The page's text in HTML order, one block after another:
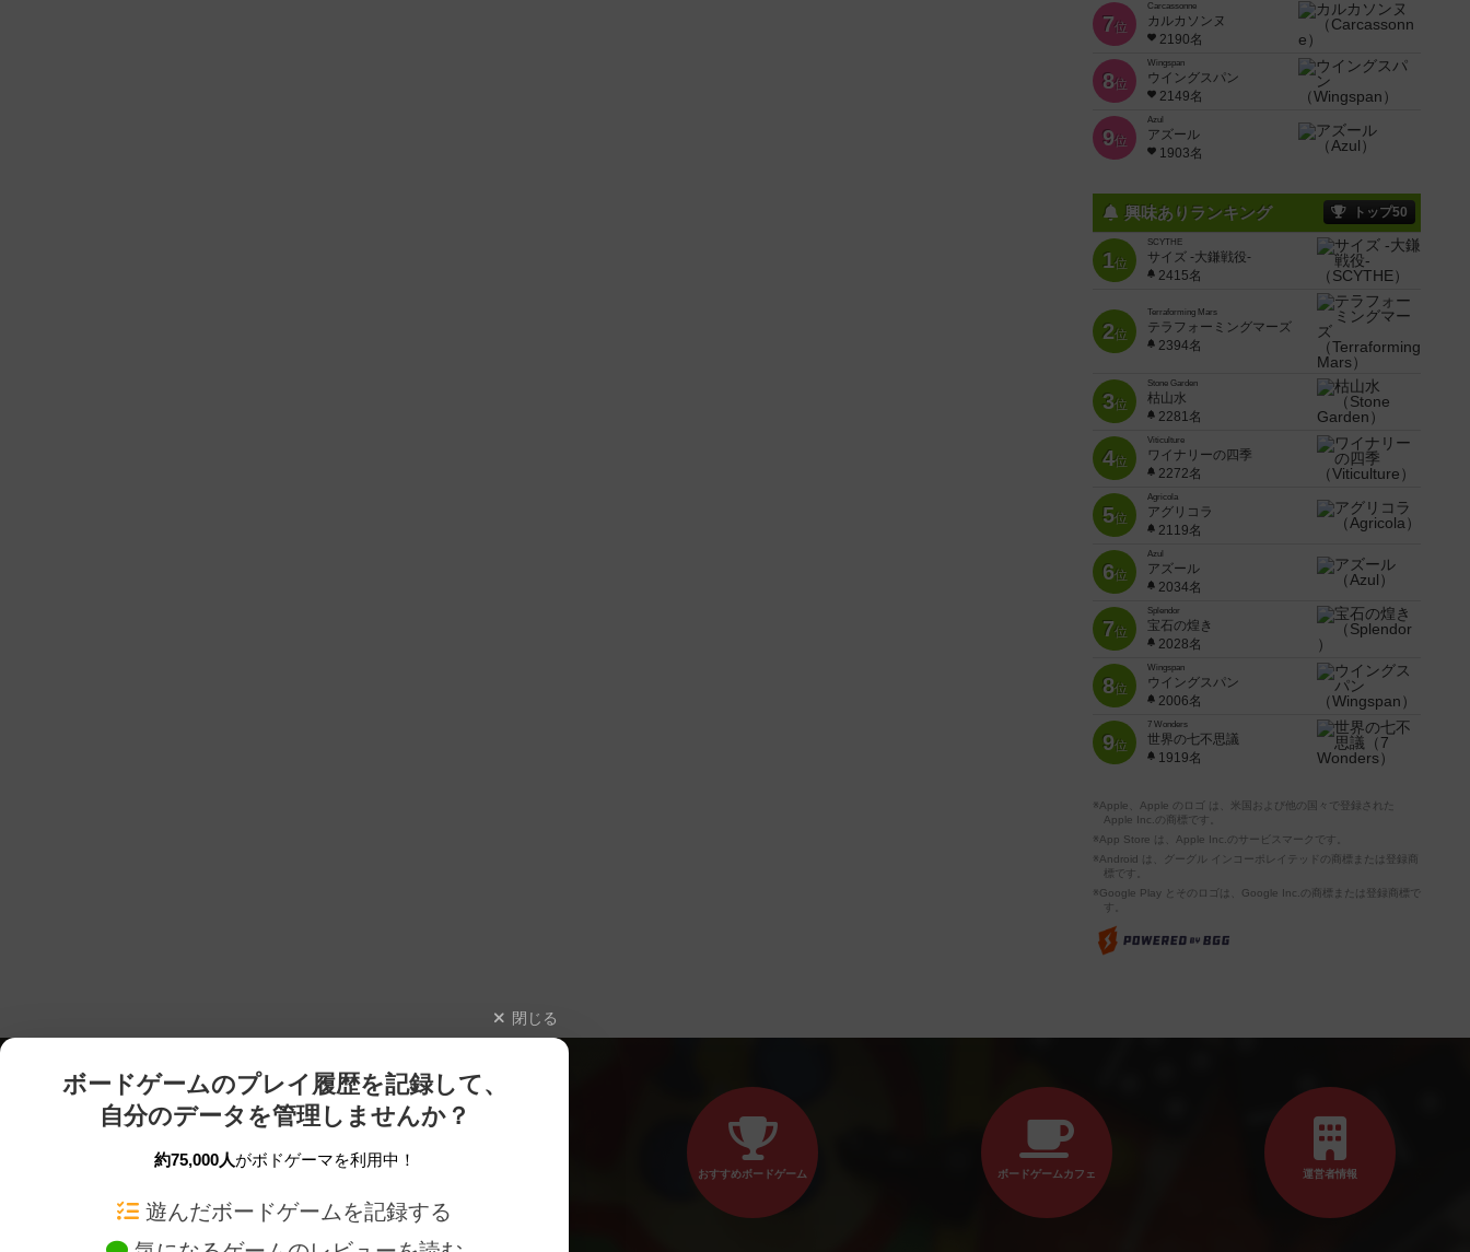
7位
Carcassonne
カルカソンヌ
2190名
8位
Wingspan
ウイングスパン
2149名
9位
Azul
アズール
1903名
興味ありランキング トップ50
1位
SCYTHE
サイズ -大鎌戦役-
2415名
2位
Terraforming Mars
テラフォーミングマーズ
2394名
3位
Stone Garden
枯山水
2281名
4位
Viticulture
ワイナリーの四季
2272名
5位
Agricola
アグリコラ
2119名
6位
Azul
アズール
2034名
7位
Splendor
宝石の煌き
2028名
8位
Wingspan
ウイングスパン
2006名
9位
7 Wonders
世界の七不思議
1919名
※Apple、Apple のロゴ は、米国および他の国々で登録された
Apple Inc.の商標です。
※App Store は、Apple Inc.のサービスマークです。
※Android は、グーグル インコーポレイテッドの商標または登録商
標です。
※Google Play とそのロゴは、Google Inc.の商標または登録商標で
す。
閉じる
ボードゲームのプレイ履歴を記録して、
自分のデータを管理しませんか？
約75,000人がボドゲーマを利用中！
遊んだボードゲームを記録する
おすすめボードゲーム ボードゲームカフェ 運営者情報